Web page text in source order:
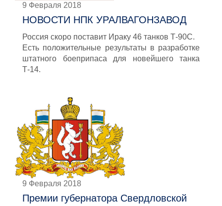
9 Февраля 2018
НОВОСТИ НПК УРАЛВАГОНЗАВОД
Россия скоро поставит Ираку 46 танков Т-90С.
Есть положительные результаты в разработке
штатного боеприпаса для новейшего танка
Т-14.
9 Февраля 2018
Премии губернатора Свердловской